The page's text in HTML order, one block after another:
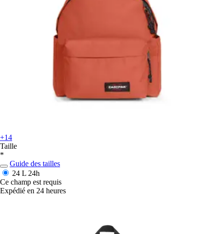
+14
Taille
*
Guide des tailles
24 L 24h
Ce champ est requis
Expédié en 24 heures